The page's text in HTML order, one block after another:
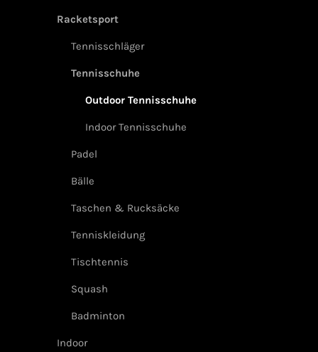
Racketsport
Tennisschläger
Tennisschuhe
Outdoor Tennisschuhe
Indoor Tennisschuhe
Padel
Bälle
Taschen & Rucksäcke
Tenniskleidung
Tischtennis
Squash
Badminton
Indoor